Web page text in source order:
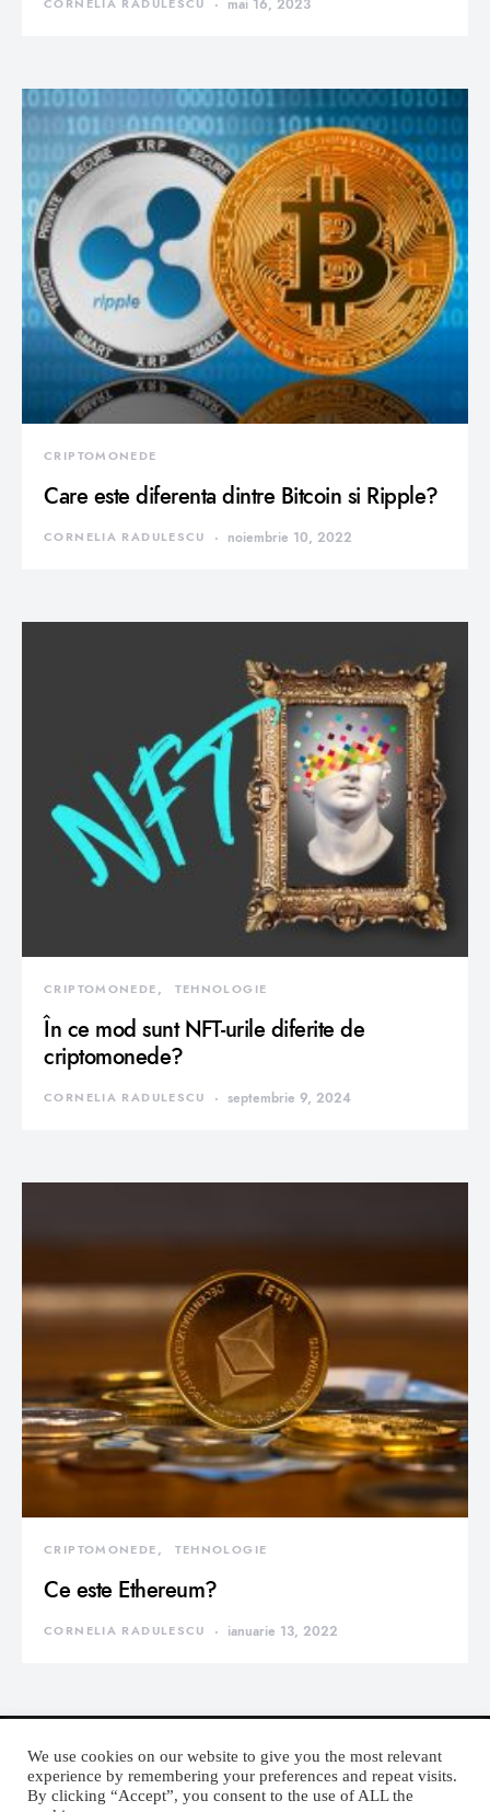
CORNELIA RADULESCU mai 16, 2023
CRIPTOMONEDE
Care este diferenta dintre Bitcoin si Ripple?
CORNELIA RADULESCU noiembrie 10, 2022
CRIPTOMONEDE TEHNOLOGIE
În ce mod sunt NFT-urile diferite de
criptomonede?
CORNELIA RADULESCU septembrie 9, 2024
CRIPTOMONEDE TEHNOLOGIE
Ce este Ethereum?
CORNELIA RADULESCU ianuarie 13, 2022
We use cookies on our website to give you the most relevant
experience by remembering your preferences and repeat visits.
By clicking “Accept”, you consent to the use of ALL the